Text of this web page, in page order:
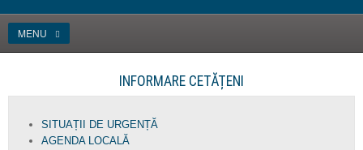
MENU
INFORMARE CETĂȚENI
SITUAȚII DE URGENȚĂ
AGENDA LOCALĂ